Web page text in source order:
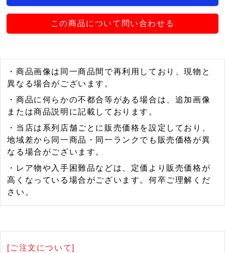
この商品について問い合わせる
・商品画像は同一商品間で再利用しており、現物と
異なる場合がございます。
・商品に何らかの不都合等がある場合は、追加画像
または商品説明に記載しております。
・当店は系列店舗ごとに販売価格を設定しており、
地域差から同一商品・同一ランクでも販売価格が異
なる場合がございます。
・レア物や入手困難品などは、定価より販売価格が
高くなっている場合がございます。何卒ご理解くだ
さい。
[ご注文について]